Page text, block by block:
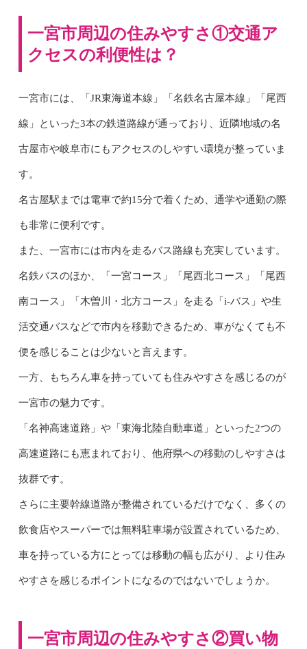
一宮市周辺の住みやすさ①交通ア
クセスの利便性は？
一宮市には、「JR東海道本線」「名鉄名古屋本線」「尾西
線」といった3本の鉄道路線が通っており、近隣地域の名
古屋市や岐阜市にもアクセスのしやすい環境が整っていま
す。
名古屋駅までは電車で約15分で着くため、通学や通勤の際
も非常に便利です。
また、一宮市には市内を走るバス路線も充実しています。
名鉄バスのほか、「一宮コース」「尾西北コース」「尾西
南コース」「木曽川・北方コース」を走る「i-バス」や生
活交通バスなどで市内を移動できるため、車がなくても不
便を感じることは少ないと言えます。
一方、もちろん車を持っていても住みやすさを感じるのが
一宮市の魅力です。
「名神高速道路」や「東海北陸自動車道」といった2つの
高速道路にも恵まれており、他府県への移動のしやすさは
抜群です。
さらに主要幹線道路が整備されているだけでなく、多くの
飲食店やスーパーでは無料駐車場が設置されているため、
車を持っている方にとっては移動の幅も広がり、より住み
やすさを感じるポイントになるのではないでしょうか。
一宮市周辺の住みやすさ②買い物